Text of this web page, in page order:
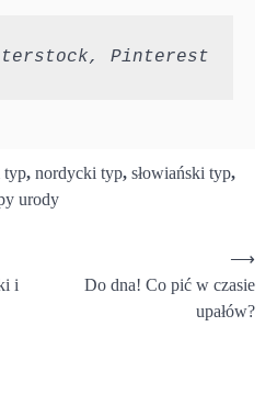
Pinterest
typ, nordycki typ, słowiański typ,
urody
i
Do dna! Co pić w czasie
upałów?
⟶